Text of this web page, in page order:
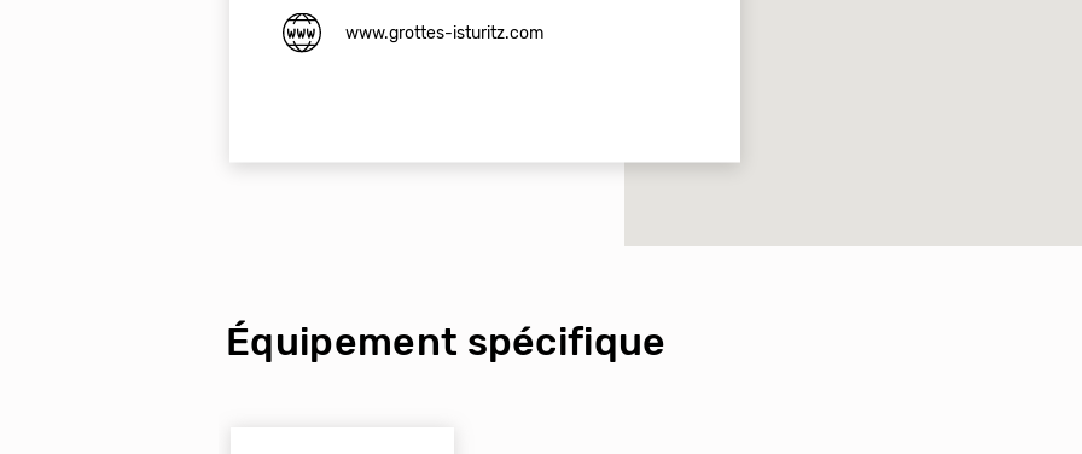
www.grottes-isturitz.com
Équipement spécifique